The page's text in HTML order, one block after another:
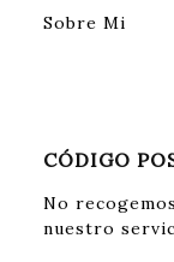
Sobre Mi
CÓDIGO
No
nuestro